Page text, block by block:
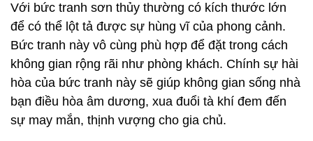
Với bức tranh sơn thủy thường có kích thước lớn
để có thể lột tả được sự hùng vĩ của phong cảnh.
Bức tranh này vô cùng phù hợp để đặt trong cách
không gian rộng rãi như phòng khách. Chính sự hài
hòa của bức tranh này sẽ giúp không gian sống nhà
bạn điều hòa âm dương, xua đuổi tà khí đem đến
sự may mắn, thịnh vượng cho gia chủ.